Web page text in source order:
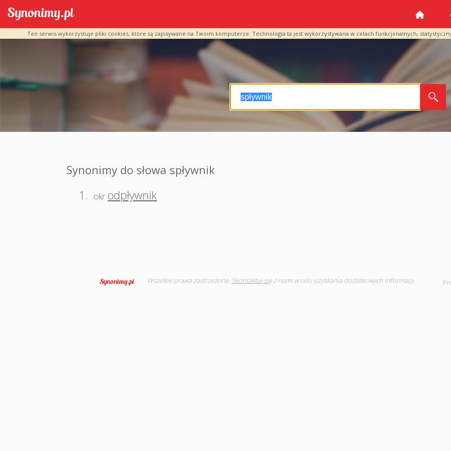
Ten serwis wykorzystuje pliki cookies, które są zapisywane na Twoim komputerze. Technologia ta jest wykorzystywana w celach funkcjonalnych,
Synonimy do słowa spływnik
1.
okr odpływnik
Wszelkie prawa zastrzeżone. Skontaktuj sięz nami w celu uzyskania dodatkowych informacji